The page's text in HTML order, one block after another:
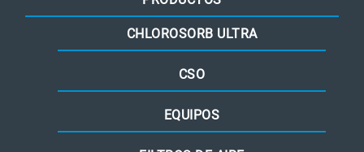
CHLOROSORB ULTRA
CSO
EQUIPOS